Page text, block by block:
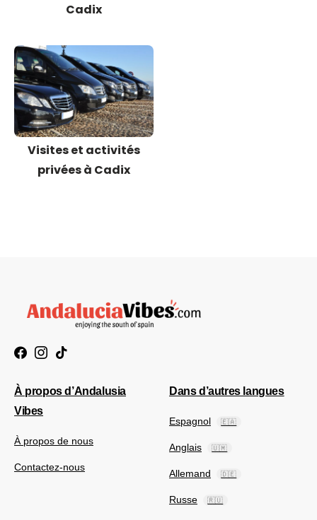
Cadix
Visites et activités
privées à Cadix
À propos d’Andalusia
Vibes
À propos de nous
Contactez-nous
Dans d’autres langues
Espagnol 🇪🇦
Anglais 🇺🇲
Allemand 🇩🇪
Russe 🇷🇺